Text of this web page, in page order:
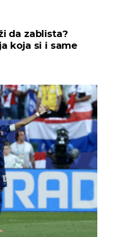
da zablista?
koja si i same